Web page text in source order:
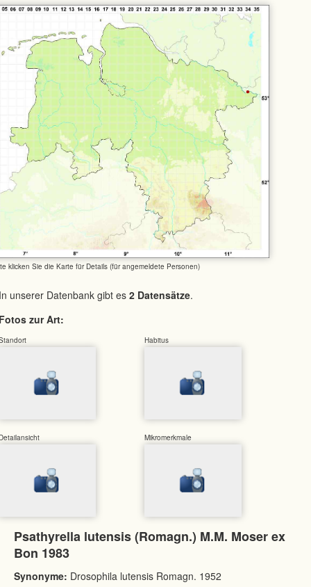
klicken Sie die Karte für Details (für angemeldete Personen)
unserer Datenbank gibt es 2 Datensätze.
zur Art:
Habitus
Mikromerkmale
Psathyrella lutensis (Romagn.) M.M. Moser ex
Bon 1983
Synonyme: Drosophila lutensis Romagn. 1952